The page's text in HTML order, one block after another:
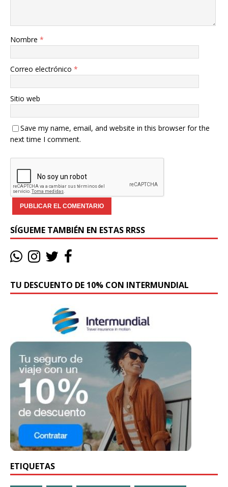
Nombre *
Correo electrónico *
Sitio web
Save my name, email, and website in this browser for the
next time I comment.
SÍGUEME TAMBIÉN EN ESTAS RRSS
TU DESCUENTO DE 10% CON INTERMUNDIAL
ETIQUETAS